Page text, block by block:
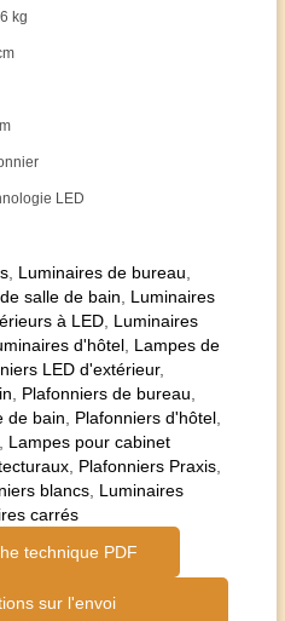
Luminaires de bureau
salle de bain
Luminaires
à LED Luminaires
d'hôtel Lampes de
LED d'extérieur,
Plafonniers de bureau
de bain
Plafonniers d'hôtel
Lampes pour cabinet
Plafonniers Praxis
blancs Luminaires
carrés
technique PDF
sur l'envoi
kg
LED